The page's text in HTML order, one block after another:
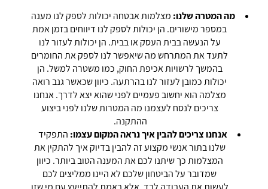
מה המטרה שלנו: מצלמות אבטחה יכולות לספק לנו מענה
במספר מישורים. הן יכולות לספק לנו דיווחים בזמן אמת
על הנעשה בבית העסק או בבית. הן יכולות לעזור לנו
לתעד את המתרחש מה שיאפשר לנו לספק את החומרים
בהמשך לרשויות אכיפת החוק, כמו משטרה למשל. הן
יכולות כמובן לעזור לנו בהרתעה. כיוון שכאשר גנב רואה
מצלמה הוא יחשוב פעמיים לפני שהוא יצא לדרך. אנחנו
צריכים לנסח לעצמנו מה המטרות שלנו לפני ביצוע
ההתקנה.
אנחנו צריכים להבין איך נראה המקום עצמו: התפקיד
שלנו בתור אנשי מקצוע זה להבין בדיוק איך להתקין את
המצלמות כך שיתנו לכם את המענה הטוב ביותר. כיוון
שמדובר על הביטחון שלכם לא היינו ממליצים לכם